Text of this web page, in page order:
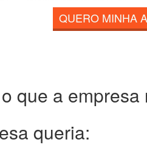
QUERO MINHA
que a
queria: